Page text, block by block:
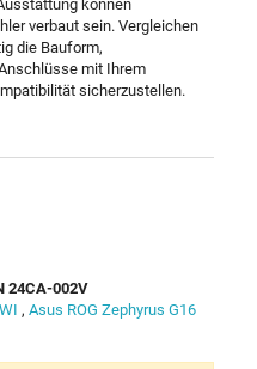
können
verbaut sein. Vergleichen
die Bauform,
mit Ihrem
sicherzustellen.
24CA-002V
, Asus ROG Zephyrus G16